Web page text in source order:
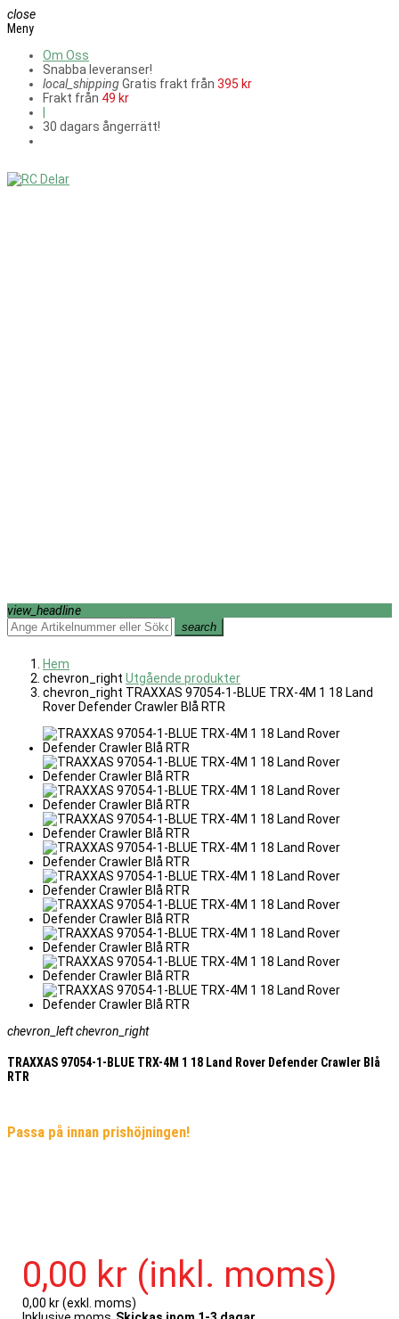
close
Meny
Om Oss
Snabba leveranser!
local_shippingGratis frakt från 395 kr
Frakt från 49 kr
30 dagars ångerrätt!
view_headline
search
Hem
chevron_right Utgående produkter
chevron_right TRAXXAS 97054-1-BLUE TRX-4M 1 18 Land
Rover Defender Crawler Blå RTR
chevron_leftchevron_right
TRAXXAS 97054-1-BLUE TRX-4M 1 18 Land Rover Defender Crawler Blå
RTR
Passa på innan prishöjningen!
0,00 kr (inkl. moms)
0,00 kr(exkl. moms)